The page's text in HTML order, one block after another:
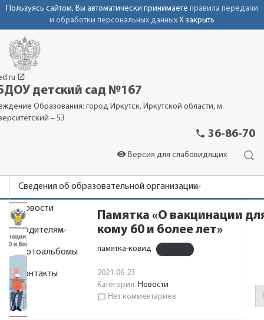
Пользуясь сайтом, Вы автоматически принимаете правила передачи
и обработки персональных данных X закрыть
launch
детский сад №167
Образования: город Иркутск, Иркутской области, м.
– 53
phone 36-86-70
visibility Версия для слабовидящих
Сведения об образовательной организации
Новости
Родителям
Фотоальбомы
Контакты
Памятка «О вакцинации
кому 60 и более лет»
памятка-ковид
2021-06-23
Категория: Новости
chat_bubble_outline Нет комментариев